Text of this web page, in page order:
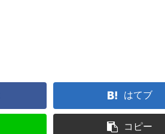
はてブ
コピー